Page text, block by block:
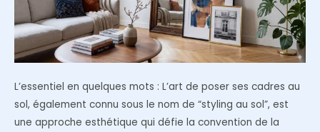
tableau
sur
un
mur
vaste
L’essentiel en quelques mots : L’art de poser ses cadres au
sol, également connu sous le nom de “styling au sol”, est
une approche esthétique qui défie la convention de la